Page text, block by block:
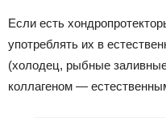
Если есть
употреблять их в
(холодец, рыбные
коллагеном —